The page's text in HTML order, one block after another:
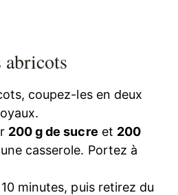
abricots
coupez-les en deux
200 g de sucre et 200
casserole. Portez à
minutes, puis retirez du